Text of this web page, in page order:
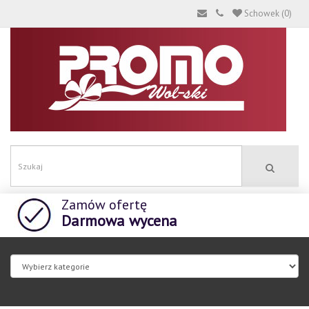
Schowek (0)
Zamów ofertę
Darmowa wycena